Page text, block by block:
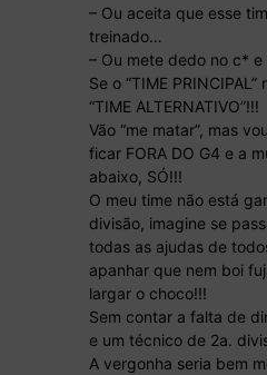
– Ou aceita que esse
treinado…
– Ou mete dedo no c* e
Se o “TIME
“TIME ALTERNATIVO”!!!
Vão “me matar”, mas
ficar FORA DO G4 e a
abaixo, SÓ!!!
O meu time não está
divisão, imagine se
todas as ajudas de
apanhar que nem boi
largar o choco!!!
Sem contar a falta de
e um técnico de 2a.
A vergonha seria bem